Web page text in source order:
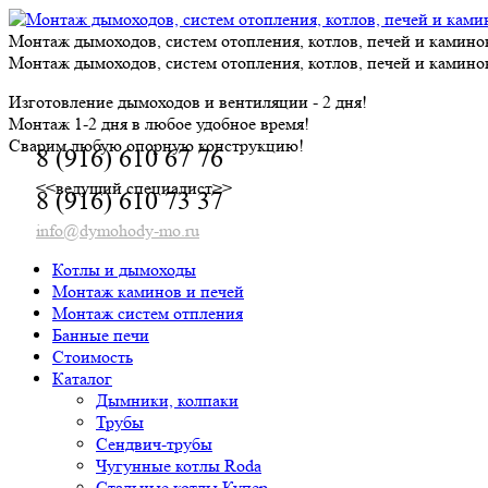
Skip
to
content
Монтаж дымоходов, систем отопления, котлов, печей и
Монтаж дымоходов, систем отопления, котлов, печей и
Изготовление дымоходов и вентиляции - 2 дня!
Монтаж 1-2 дня в любое удобное время!
Сварим любую опорную конструкцию!
8 (916) 610 67 76
<<ведущий специалист>>
8 (916) 610 73 37
info@dymohody-mo.ru
Котлы и дымоходы
Монтаж каминов и печей
Монтаж систем отпления
Банные печи
Стоимость
Каталог
Дымники, колпаки
Трубы
Сендвич-трубы
Чугунные котлы Roda